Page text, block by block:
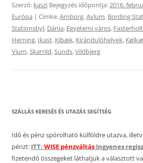
Szerző: kaszi Bejegyzés időpontja:2016.
Európa | Címke:Arnborg,Avlum, Bording
Stationsbyl, Dánia, Egyetemi város, Fasterholt
Herning, Ikast, Kibæk, Kirándulóhelyek,
Vium,Skarrild,Sunds,Vildbjerg
SZÁLLÁS KERESÉS ÉS UTAZÁS SEGÍTSÉG
Idő és pénz spórolható külföldre utazva,
pénzt: ITT: WISE pénzváltás Ingyenes
fizetendő összegeket láthatjuk a választott